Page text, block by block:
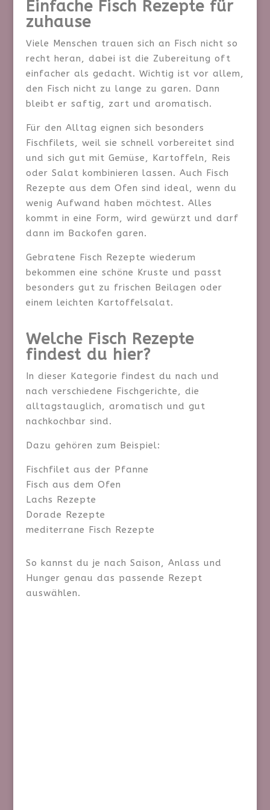
Einfache Fisch Rezepte für
zuhause
Viele Menschen trauen sich an Fisch nicht so
recht heran, dabei ist die Zubereitung oft
einfacher als gedacht. Wichtig ist vor allem,
den Fisch nicht zu lange zu garen. Dann
bleibt er saftig, zart und aromatisch.
Für den Alltag eignen sich besonders
Fischfilets, weil sie schnell vorbereitet sind
und sich gut mit Gemüse, Kartoffeln, Reis
oder Salat kombinieren lassen. Auch Fisch
Rezepte aus dem Ofen sind ideal, wenn du
wenig Aufwand haben möchtest. Alles
kommt in eine Form, wird gewürzt und darf
dann im Backofen garen.
Gebratene Fisch Rezepte wiederum
bekommen eine schöne Kruste und passt
besonders gut zu frischen Beilagen oder
einem leichten Kartoffelsalat.
Welche Fisch Rezepte
findest du hier?
In dieser Kategorie findest du nach und
nach verschiedene Fischgerichte, die
alltagstauglich, aromatisch und gut
nachkochbar sind.
Dazu gehören zum Beispiel:
Fischfilet aus der Pfanne
Fisch aus dem Ofen
Lachs Rezepte
Dorade Rezepte
mediterrane Fisch Rezepte
So kannst du je nach Saison, Anlass und
Hunger genau das passende Rezept
auswählen.